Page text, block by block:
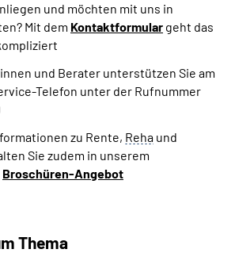
und möchten mit uns in
Mit dem Kontaktformular geht das
und Berater unterstützen Sie am
Telefon unter der Rufnummer
zu Rente, Reha und
Sie zudem in unserem
Broschüren-Angebot
Thema